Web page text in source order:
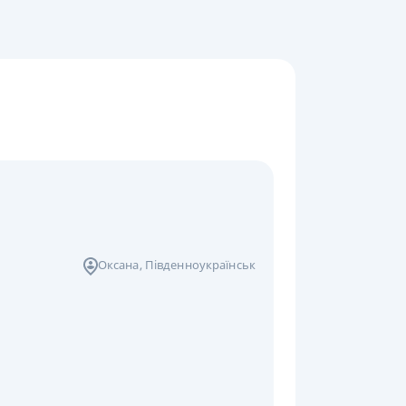
Оксана, Південноукраїнськ